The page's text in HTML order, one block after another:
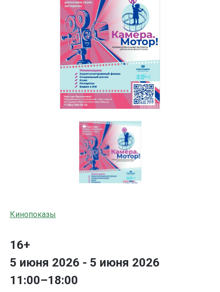
Кинопоказы
16+
5 июня 2026 - 5 июня 2026
11:00–18:00